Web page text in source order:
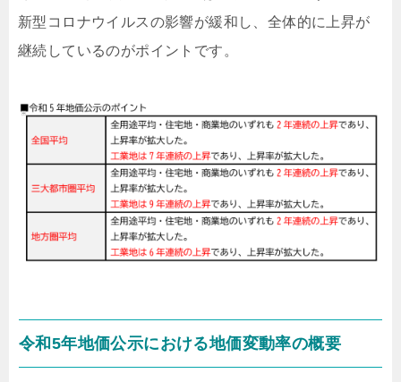
新型コロナウイルスの影響が緩和し、全体的に上昇が
継続しているのがポイントです。
令和5年地価公示における地価変動率の概要